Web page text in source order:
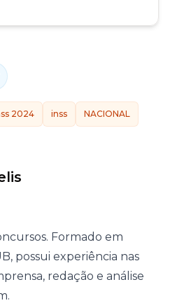
2024 inss NACIONAL
Formado em
possui experiência nas
redação e análise